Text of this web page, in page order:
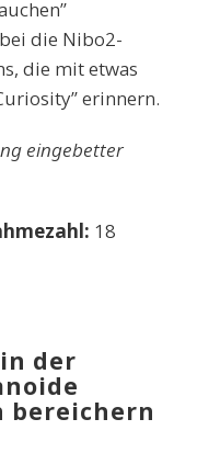
die Nibo2-
die mit etwas
erinnern.
eingebetter
18
der
bereichern